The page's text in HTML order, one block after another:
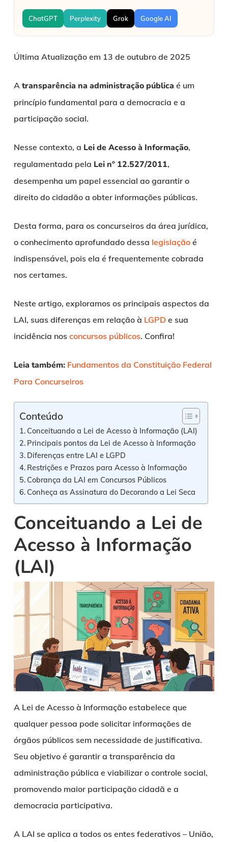
ChatGPT Perplexity Grok Google AI
Última Atualização em 13 de outubro de 2025
A transparência na administração pública é um
princípio fundamental para a democracia e a
participação social.
Nesse contexto, a Lei de Acesso à Informação,
regulamentada pela Lei nº 12.527/2011,
desempenha um papel essencial ao garantir o
direito do cidadão a obter informações públicas.
Desta forma, para os concurseiros da área jurídica,
o conhecimento aprofundado dessa legislaçãoé
indispensável, pois ela é frequentemente cobrada
nos certames.
Neste artigo, exploramos os principais aspectos da
LAI, suas diferenças em relação à LGPD e sua
incidência nos concursos públicos. Confira!
Leia também: Fundamentos da Constituição Federal
Para Concurseiros
Conteúdo
Conceituando a Lei de Acesso à Informação (LAI)
Principais pontos da Lei de Acesso à Informação
Diferenças entre LAI e LGPD
Restrições e Prazos para Acesso à Informação
Cobrança da LAI em Concursos Públicos
Conheça as Assinatura do Decorando a Lei Seca
Conceituando a Lei de
Acesso à Informação
(LAI)
A Lei de Acesso à Informação estabelece que
qualquer pessoa pode solicitar informações de
órgãos públicos sem necessidade de justificativa.
Seu objetivo é garantir a transparência da
administração pública e viabilizar o controle social,
promovendo maior participação cidadã e a
democracia participativa.
A LAI se aplica a todos os entes federativos – União,